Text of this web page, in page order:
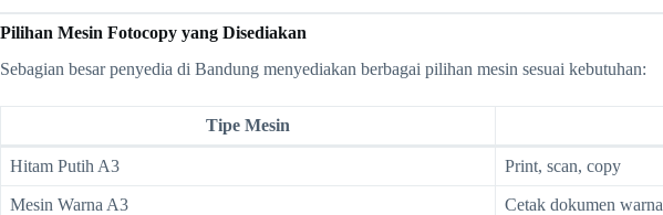
Pilihan Mesin Fotocopy yang Disediakan
Sebagian besar penyedia di Bandung menyediakan berbagai pilihan mesin sesuai kebutuhan:
Tipe Mesin
Hitam Putih A3 Print, scan, copy
Mesin Warna A3 Cetak dokumen warna